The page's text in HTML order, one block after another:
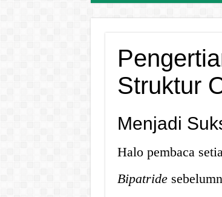
Struktur
Menjadi
Halo pembaca
Bipatride